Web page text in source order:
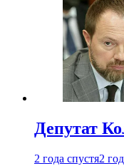
Депутат
2 года спустя2